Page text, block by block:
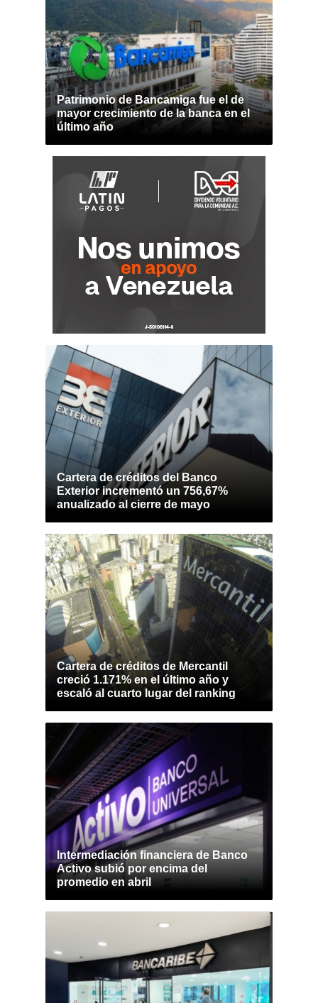
Patrimonio de Bancamiga fue el de
mayor crecimiento de la banca en el
último año
Cartera de créditos del Banco
Exterior incrementó un 756,67%
anualizado al cierre de mayo
Cartera de créditos de Mercantil
creció 1.171% en el último año y
escaló al cuarto lugar del ranking
Intermediación financiera de Banco
Activo subió por encima del
promedio en abril